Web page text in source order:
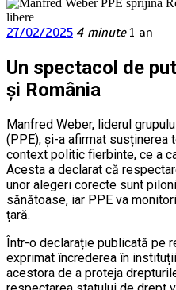
27/02/2025 4 minute 1 an
Un spectacol de
și România
Manfred Weber, liderul
(PPE), și-a afirmat susținerea
context politic fierbinte, ce a
Acesta a declarat că
unor alegeri corecte sunt
sănătoase, iar PPE va
țară.
Într-o declarație publicată pe
exprimat încrederea în
acestora de a proteja